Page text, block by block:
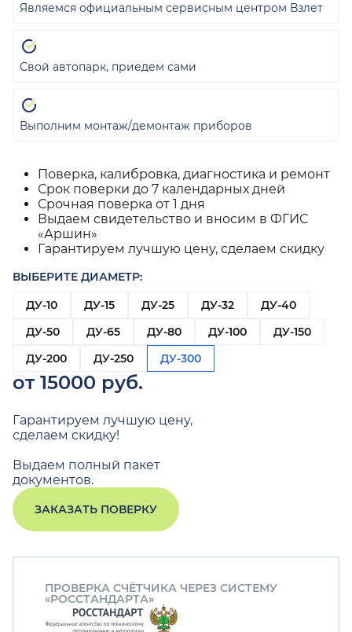
Поверка, калибровка, диагностика и ремонт
Срок поверки до 7 календарных дней
Срочная поверка от 1 дня
Выдаем свидетельство и вносим в ФГИС
«Аршин»
Гарантируем лучшую цену, сделаем скидку
ВЫБЕРИТЕ ДИАМЕТР:
ДУ-10
ДУ-15 ДУ-25 ДУ-32
ДУ-40
ДУ-50
ДУ-65 ДУ-80 ДУ-100
ДУ-150
ДУ-200
ДУ-250 ДУ-300
от 15000 руб.
Гарантируем лучшую цену,
сделаем скидку!
Выдаем полный пакет
документов.
ЗАКАЗАТЬ ПОВЕРКУ
Являемся официальным сервисным центром Взлет
Свой автопарк, приедем сами
Выполним монтаж/демонтаж приборов
ПРОВЕРКА СЧЁТЧИКА ЧЕРЕЗ СИСТЕМУ
«РОССТАНДАРТА»